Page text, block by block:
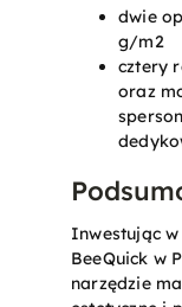
dwie
g/m2
cztery
oraz
Inwestując
BeeQuick w
narzędzie